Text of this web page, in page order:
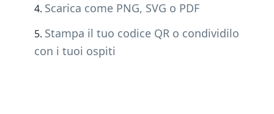
Scarica come PNG, SVG o PDF
Stampa il tuo codice QR o condividilo
con i tuoi ospiti